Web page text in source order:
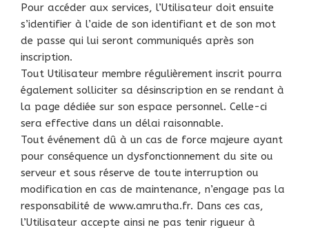
Pour accéder aux services, l’Utilisateur doit ensuite
s’identifier à l’aide de son identifiant et de son mot
de passe qui lui seront communiqués après son
inscription.
Tout Utilisateur membre régulièrement inscrit pourra
également solliciter sa désinscription en se rendant à
la page dédiée sur son espace personnel. Celle-ci
sera effective dans un délai raisonnable.
Tout événement dû à un cas de force majeure ayant
pour conséquence un dysfonctionnement du site ou
serveur et sous réserve de toute interruption ou
modification en cas de maintenance, n’engage pas la
responsabilité de www.amrutha.fr. Dans ces cas,
l’Utilisateur accepte ainsi ne pas tenir rigueur à